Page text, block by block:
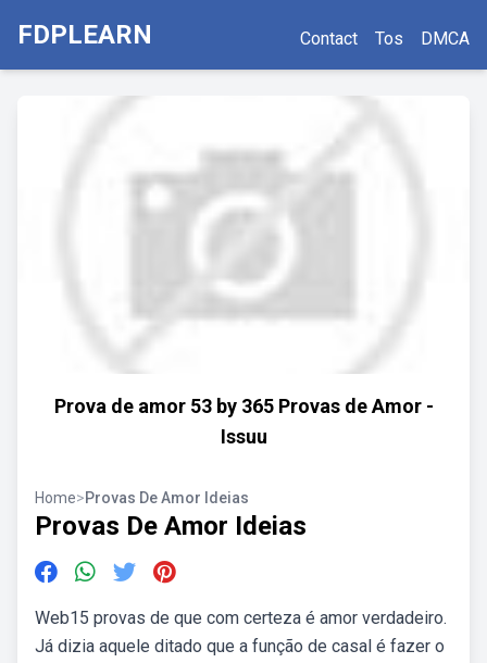
FDPLEARN Contact Tos DMCA
Prova de amor 53 by 365 Provas de Amor -
Issuu
Home>Provas De Amor Ideias
Provas De Amor Ideias
Web15 provas de que com certeza é amor verdadeiro.
Já dizia aquele ditado que a função de casal é fazer o